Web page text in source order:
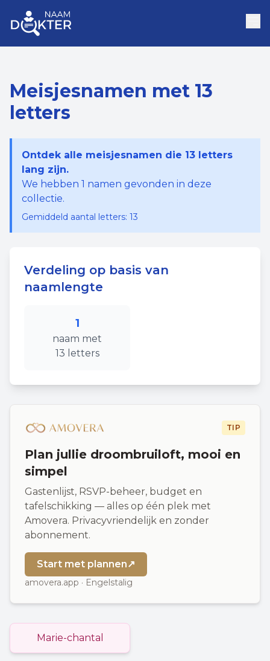
Meisjesnamen met 13
letters
Ontdek alle meisjesnamen die 13 letters
lang zijn.
We hebben 1 namen gevonden in deze
collectie.
Gemiddeld aantal letters: 13
Verdeling op basis van
naamlengte
1
naam met
13 letters
TIP
Plan jullie droombruiloft, mooi en
simpel
Gastenlijst, RSVP-beheer, budget en
tafelschikking — alles op één plek met
Amovera. Privacyvriendelijk en zonder
abonnement.
Start met plannen↗
amovera.app · Engelstalig
Marie-chantal